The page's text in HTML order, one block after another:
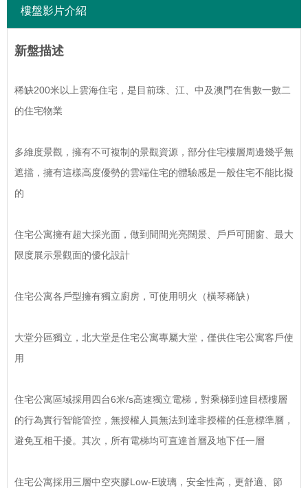
樓盤影片介紹
新盤描述
稀缺200米以上雲海住宅，是目前珠、江、中及澳門在售數一數二
的住宅物業
多維度景觀，擁有不可複制的景觀資源，部分住宅樓層周邊幾乎無
遮擋，擁有這樣高度優勢的雲端住宅的體驗感是一般住宅不能比擬
的
住宅公寓擁有超大採光面，做到間間光亮闊景、戶戶可開窗、最大
限度展示景觀面的優化設計
住宅公寓各戶型擁有獨立廚房，可使用明火（橫琴稀缺）
大堂分區獨立，北大堂是住宅公寓專屬大堂，僅供住宅公寓客戶使
用
住宅公寓區域採用四台6米/s高速獨立電梯，對乘梯到達目標樓層
的行為實行智能管控，無授權人員無法到達非授權的任意標準層，
避免互相干擾。其次，所有電梯均可直達首層及地下任一層
住宅公寓採用三層中空夾膠Low-E玻璃，安全性高，更舒適、節